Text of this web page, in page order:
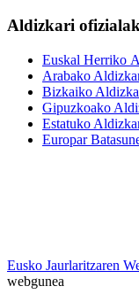
Aldizkari ofizialak
Euskal Herriko
Arabako
Bizkaiko
Gipuzkoako
Estatuko
Europar
Eusko Jaurlaritzaren
webgunea